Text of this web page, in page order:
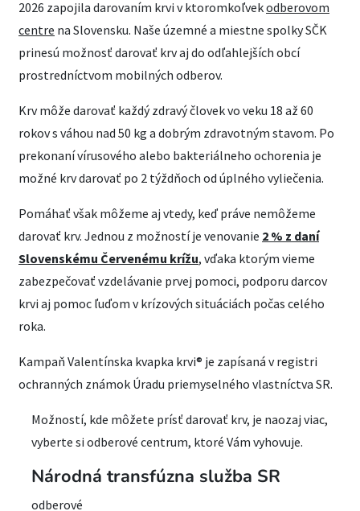
2026 zapojila darovaním krvi v ktoromkoľvekodberovom
centre na Slovensku. Naše územné a miestne spolky SČK
prinesú možnosť darovať krv aj do odľahlejších obcí
prostredníctvom mobilných odberov.
Krv môže darovať každý zdravý človek vo veku 18 až 60
rokov s váhou nad 50 kg a dobrým zdravotným stavom. Po
prekonaní vírusového alebo bakteriálneho ochorenia je
možné krv darovať po 2 týždňoch od úplného vyliečenia.
Pomáhať však môžeme aj vtedy, keď práve nemôžeme
darovať krv. Jednou z možností je venovanie 2 % z daní
Slovenskému Červenému krížu, vďaka ktorým vieme
zabezpečovať vzdelávanie prvej pomoci, podporu darcov
krvi aj pomoc ľuďom v krízových situáciách počas celého
roka.
Kampaň Valentínska kvapka krvi® je zapísaná v registri
ochranných známok Úradu priemyselného vlastníctva SR.
Možností, kde môžete prísť darovať krv, je naozaj viac,
vyberte si odberové centrum, ktoré Vám vyhovuje.
Národná transfúzna služba SR
odberové